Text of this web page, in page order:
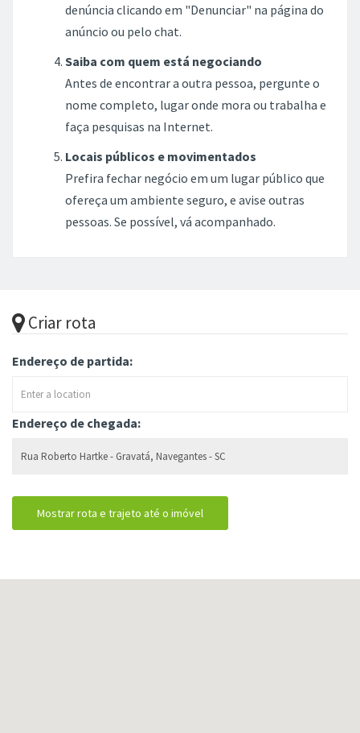
denúncia clicando em "Denunciar" na página do
anúncio ou pelo chat.
Saiba com quem está negociando
Antes de encontrar a outra pessoa, pergunte o
nome completo, lugar onde mora ou trabalha e
faça pesquisas na Internet.
Locais públicos e movimentados
Prefira fechar negócio em um lugar público que
ofereça um ambiente seguro, e avise outras
pessoas. Se possível, vá acompanhado.
Criar rota
Endereço de partida:
Endereço de chegada: